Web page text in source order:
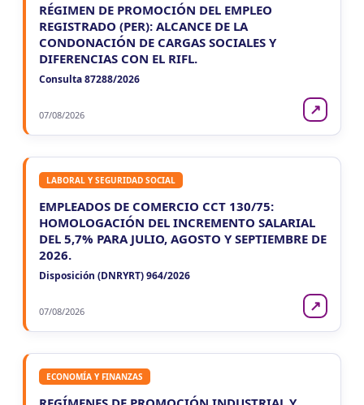
RÉGIMEN DE PROMOCIÓN DEL EMPLEO
REGISTRADO (PER): ALCANCE DE LA
CONDONACIÓN DE CARGAS SOCIALES Y
DIFERENCIAS CON EL RIFL.
Consulta 87288/2026
07/08/2026 ↗
LABORAL Y SEGURIDAD SOCIAL
EMPLEADOS DE COMERCIO CCT 130/75:
HOMOLOGACIÓN DEL INCREMENTO SALARIAL
DEL 5,7% PARA JULIO, AGOSTO Y SEPTIEMBRE DE
2026.
Disposición (DNRYRT) 964/2026
07/08/2026 ↗
ECONOMÍA Y FINANZAS